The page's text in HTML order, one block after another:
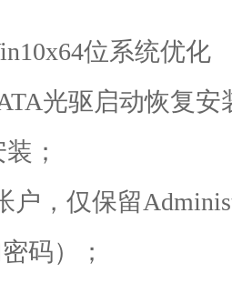
位系统优化
光驱启动恢复
；
户，仅保留
码）；